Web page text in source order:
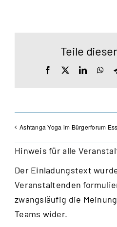
Teile
Facebook LinkedIn
Ashtanga Yoga im Bürgerforum
Hinweis für alle
Der Einladungstext
Veranstaltenden
zwangsläufig die
Teams wider.